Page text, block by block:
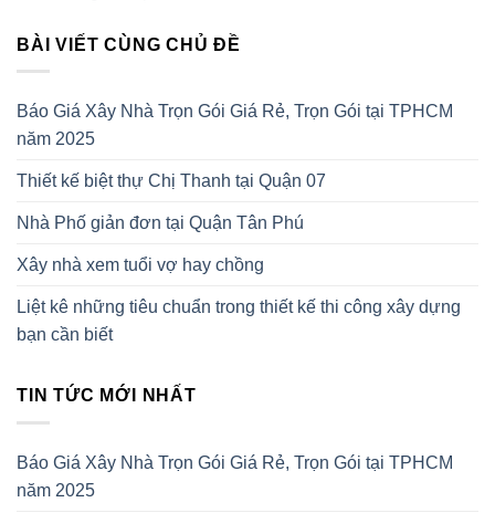
BÀI VIẾT CÙNG CHỦ ĐỀ
Báo Giá Xây Nhà Trọn Gói Giá Rẻ, Trọn Gói tại TPHCM
năm 2025
Thiết kế biệt thự Chị Thanh tại Quận 07
Nhà Phố giản đơn tại Quận Tân Phú
Xây nhà xem tuổi vợ hay chồng
Liệt kê những tiêu chuẩn trong thiết kế thi công xây dựng
bạn cần biết
TIN TỨC MỚI NHẤT
Báo Giá Xây Nhà Trọn Gói Giá Rẻ, Trọn Gói tại TPHCM
năm 2025